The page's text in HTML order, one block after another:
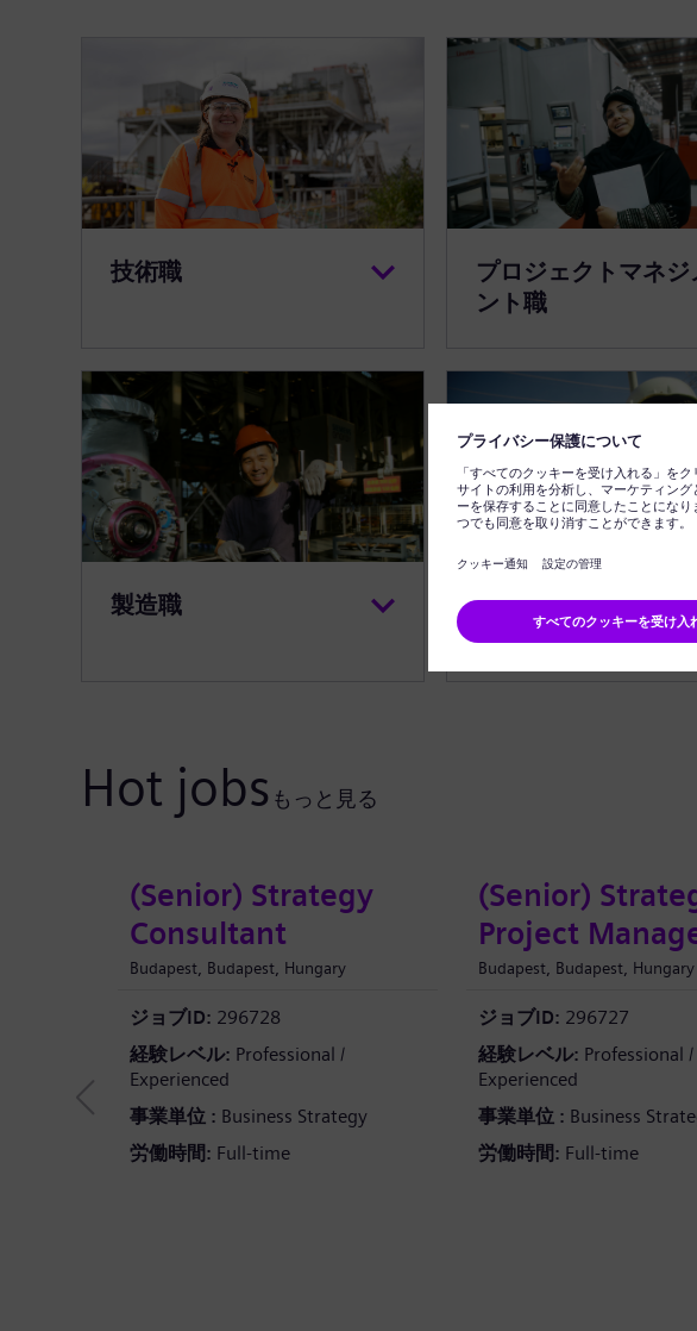
技術職
プロジェクトマネジ
ント職
製造職 カスタマーサービス
Hot jobs もっと見る
(Senior) Strategy
Consultant
Budapest, Budapest, Hungary
ジョブID: 296728
経験レベル: Professional /
Experienced
事業単位 : Business Strategy
労働時間: Full-time
(Senior)
Project
Budapest, Budapest, Hungary
ジョブID: 296727
経験レベル: Professional /
Experienced
事業単位 : Business
労働時間: Full-time